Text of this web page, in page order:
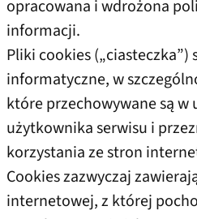
opracowana i wdrożona
informacji.
Pliki cookies („ciasteczka”)
informatyczne, w
które przechowywane są
użytkownika serwisu i
korzystania ze stron
Cookies zazwyczaj
internetowej, z której